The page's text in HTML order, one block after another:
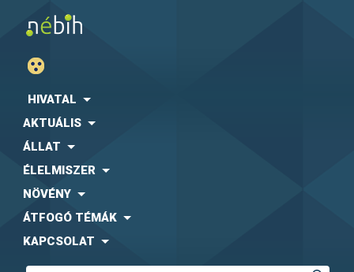
HIVATAL
AKTUÁLIS
ÁLLAT
ÉLELMISZER
NÖVÉNY
ÁTFOGÓ TÉMÁK
KAPCSOLAT